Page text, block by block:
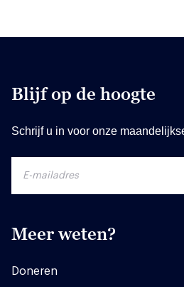
Blijf op de hoogte
Schrijf u in voor onze
Meer weten?
Doneren